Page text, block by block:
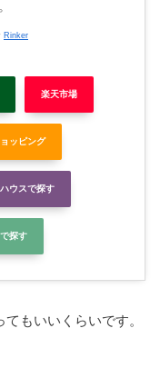
Rinker
楽天市場
ッピング
ウスで探す
探す
てもいいくらいです。